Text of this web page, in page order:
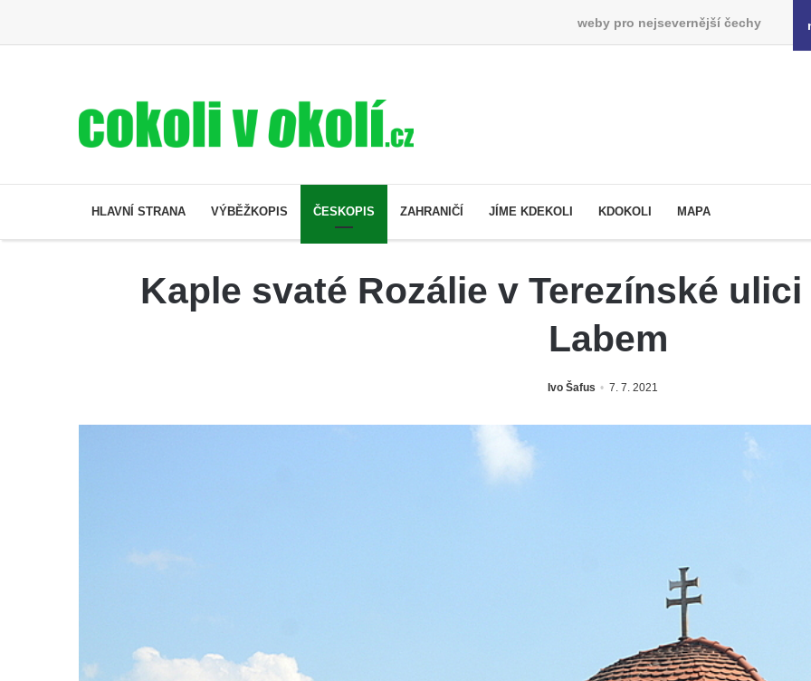
weby pro nejsevernější čechy
HLAVNÍ STRANA VÝBĚŽKOPIS ČESKOPIS ZAHRANIČÍ JÍME KDEKOLI KDOKOLI MAPA
Kaple svaté Rozálie v Terezínské
Labem
Ivo Šafus 7. 7. 2021